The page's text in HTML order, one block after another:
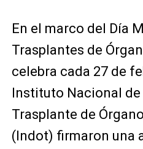
En el marco del Día
Trasplantes de
celebra cada 27 de
Instituto Nacional de
Trasplante de
(Indot) firmaron una